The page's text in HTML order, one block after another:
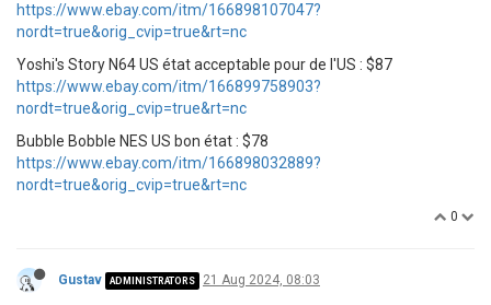
https://www.ebay.com/itm/166898107047?
nordt=true&orig_cvip=true&rt=nc
Yoshi's Story N64 US état acceptable pour de l'US : $87
https://www.ebay.com/itm/166899758903?
nordt=true&orig_cvip=true&rt=nc
Bubble Bobble NES US bon état : $78
https://www.ebay.com/itm/166898032889?
nordt=true&orig_cvip=true&rt=nc
0
Gustav ADMINISTRATORS 21 Aug 2024, 08:03